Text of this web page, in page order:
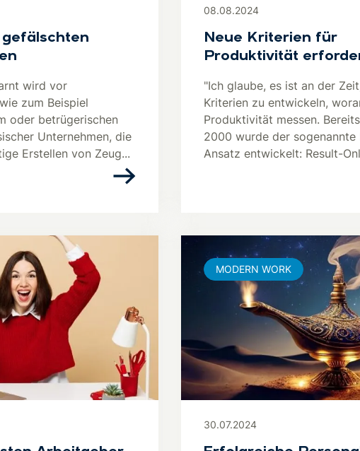
wird vor
zum Beispiel
oder betrügerischen
Unternehmen, die
Erstellen von Zeug...
08.08.2024
Neue Kriterien für
Produktivität
"Ich glaube, es ist an der
Kriterien zu entwickeln,
Produktivität messen.
2000 wurde der sogenannte
Ansatz entwickelt: Result-
30.07.2024
MODERN WORK